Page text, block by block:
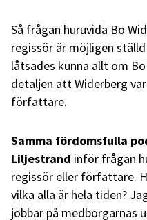
Så frågan huruvida Bo
regissör är möjligen
låtsades kunna allt om
detaljen att Widerberg
författare.
Samma fördomsfulla
Liljestrand inför frågan
regissör eller författare.
vilka alla är hela tiden?
jobbar på medborgarnas